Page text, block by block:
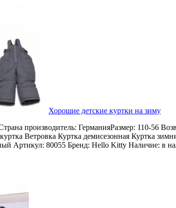
Хорошие детские куртки на зиму
производитель: ГерманияРазмер: 110-56
Ветровка Куртка демисезонная Куртка
Артикул: 80055 Бренд: Hello Kitty Наличие: в